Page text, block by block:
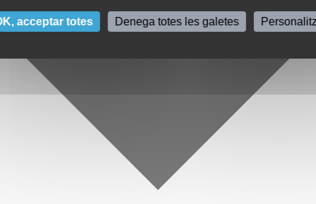
acceptar totes Denega totes les galetes